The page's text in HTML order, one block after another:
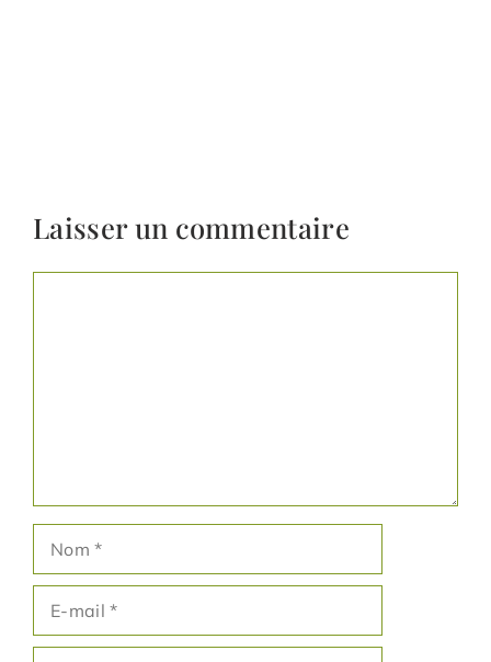
Laisser un commentaire
mail